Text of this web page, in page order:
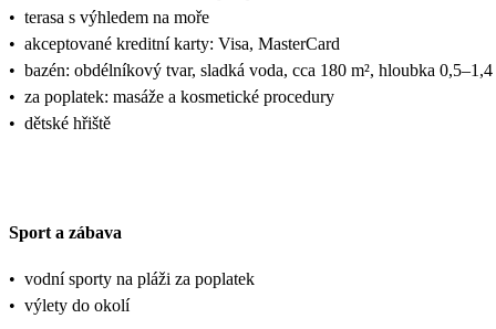
• terasa s výhledem na moře
• akceptované kreditní karty: Visa, MasterCard
• bazén: obdélníkový tvar, sladká voda, cca 180 m², hloubka
• za poplatek: masáže a kosmetické procedury
• dětské hřiště
Sport a zábava
• vodní sporty na pláži za poplatek
• výlety do okolí